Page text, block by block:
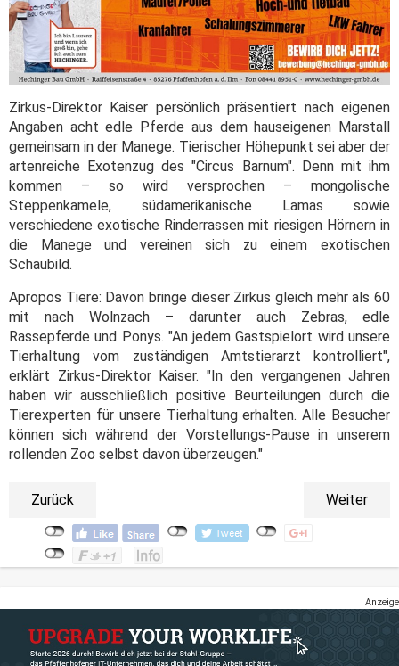
Zirkus-Direktor Kaiser persönlich präsentiert nach eigenen
Angaben acht edle Pferde aus dem hauseigenen Marstall
gemeinsam in der Manege. Tierischer Höhepunkt sei aber der
artenreiche Exotenzug des "Circus Barnum". Denn mit ihm
kommen – so wird versprochen – mongolische
Steppenkamele, südamerikanische Lamas sowie
verschiedene exotische Rinderrassen mit riesigen Hörnern in
die Manege und vereinen sich zu einem exotischen
Schaubild.
Apropos Tiere: Davon bringe dieser Zirkus gleich mehr als 60
mit nach Wolnzach – darunter auch Zebras, edle
Rassepferde und Ponys. "An jedem Gastspielort wird unsere
Tierhaltung vom zuständigen Amtstierarzt kontrolliert",
erklärt Zirkus-Direktor Kaiser. "In den vergangenen Jahren
haben wir ausschließlich positive Beurteilungen durch die
Tierexperten für unsere Tierhaltung erhalten. Alle Besucher
können sich während der Vorstellungs-Pause in unserem
rollenden Zoo selbst davon überzeugen."
Zurück Weiter
Anzeige